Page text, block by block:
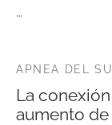
…
APNEA DEL
La
aumento